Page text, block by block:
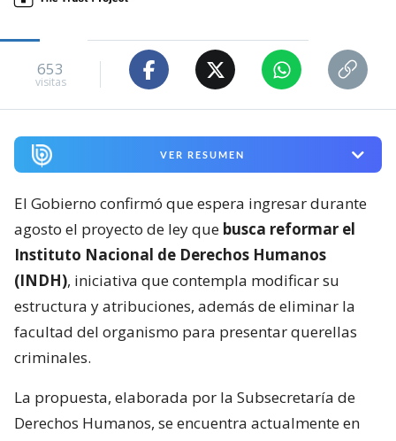
653
visitas
VER RESUMEN
El Gobierno confirmó que espera ingresar durante
agosto el proyecto de ley que busca reformar el
Instituto Nacional de Derechos Humanos
(INDH), iniciativa que contempla modificar su
estructura y atribuciones, además de eliminar la
facultad del organismo para presentar querellas
criminales.
La propuesta, elaborada por la Subsecretaría de
Derechos Humanos, se encuentra actualmente en